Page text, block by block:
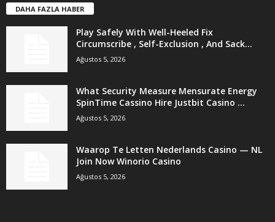
DAHA FAZLA HABER
Play Safely With Well-Heeled Fix
Circumscribe , Self-Exclusion , And Sack...
Ağustos 5, 2026
What Security Measure Mensurate Energy
SpinTime Cassino Hire Justbit Casino ...
Ağustos 5, 2026
Waarop Te Letten Nederlands Casino — NL
Join Now Winorio Casino
Ağustos 5, 2026